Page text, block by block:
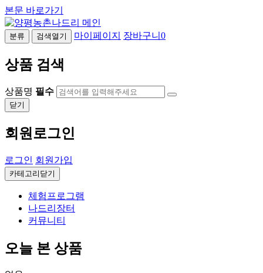
본문 바로가기
분류 검색열기 마이페이지 장바구니 0
상품 검색
상품명 필수
닫기
회원로그인
로그인 회원가입
카테고리닫기
체험프로그램
나드리장터
커뮤니티
오늘 본 상품